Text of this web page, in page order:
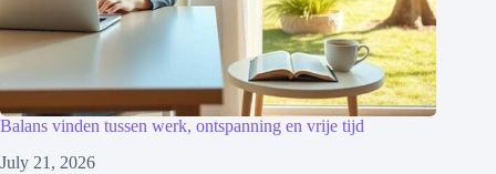
Balans vinden tussen werk, ontspanning en vrije tijd
July 21, 2026